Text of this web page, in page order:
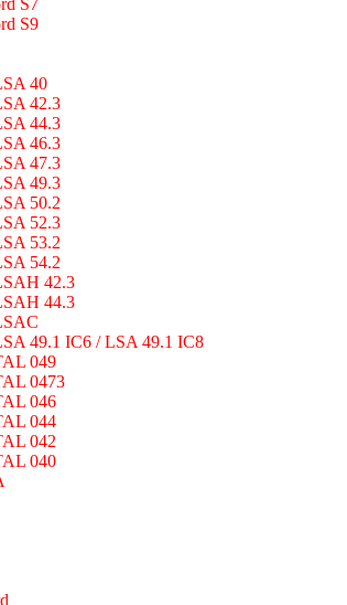
S7
S9
40
42.3
44.3
46.3
47.3
49.3
50.2
52.3
53.2
54.2
42.3
44.3
49.1 IC6 / LSA 49.1 IC8
049
0473
046
044
042
040